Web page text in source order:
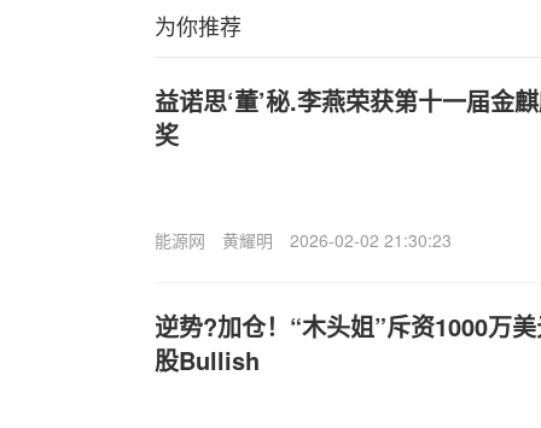
为你推荐
益诺思‘董’秘.李燕荣获第十一届金
奖
能源网 黄耀明 2026-02-02 21:30:23
逆势?加仓！“木头姐”斥资1000万
股Bullish